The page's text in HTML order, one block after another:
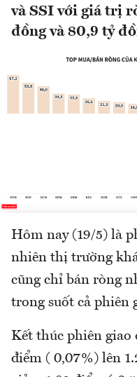
và SSI với giá trị
đồng và 80,9 tỷ
Hôm nay (19/5) là
nhiên thị trường
cũng chỉ bán ròng
trong suốt cả phiên
Kết thúc phiên giao
điểm ( 0,07%) lên